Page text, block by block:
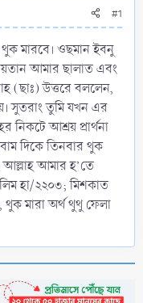
#1
থুক মারবে। ওছমান ইবনু
আমার ছালাত এবং
(ছাঃ) উত্তরে বললেন,
সুতরাং তুমি যখন এর
আশ্রয় প্রার্থনা
দিকে তিনবার থুক
আমার হ’তে
হা/২২০৩; মিশকাত
থুক মারা অর্থ থুথু ফেলা